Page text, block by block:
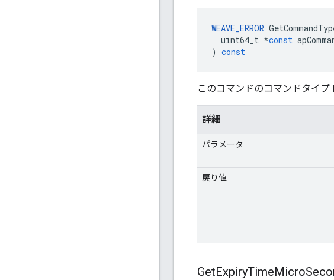
WEAVE_ERROR
uint64_t *const
) const
このコマンドのコマンドタイプ
詳細
パラメータ
戻り値
GetExpiryTimeMicro